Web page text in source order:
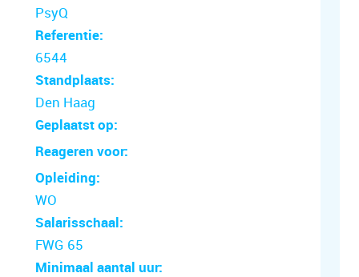
PsyQ
Referentie:
6544
Standplaats:
Den Haag
Geplaatst op:
Reageren voor:
Opleiding:
WO
Salarisschaal:
FWG 65
Minimaal aantal uur: